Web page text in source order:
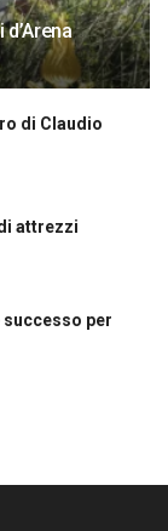
di Claudio
attrezzi
per